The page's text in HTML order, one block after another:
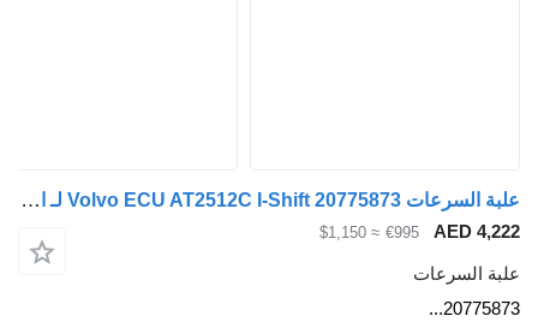
علبة السرعات Volvo ECU AT2512C I-Shift 20775873 لـ الشاحنات Volvo
AED
€995
≈ $1,150
السرعات